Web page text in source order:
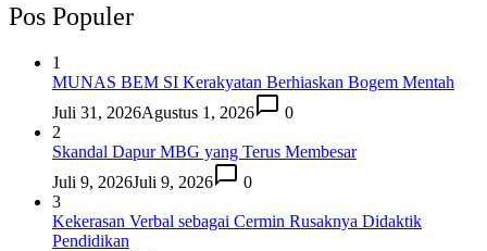
Pos Populer
1
MUNAS BEM SI Kerakyatan Berhiaskan Bogem Mentah
Juli 31, 2026Agustus 1, 2026
0
2
Skandal Dapur MBG yang Terus Membesar
Juli 9, 2026Juli 9, 2026
0
3
Kekerasan Verbal sebagai Cermin Rusaknya Didaktik
Pendidikan